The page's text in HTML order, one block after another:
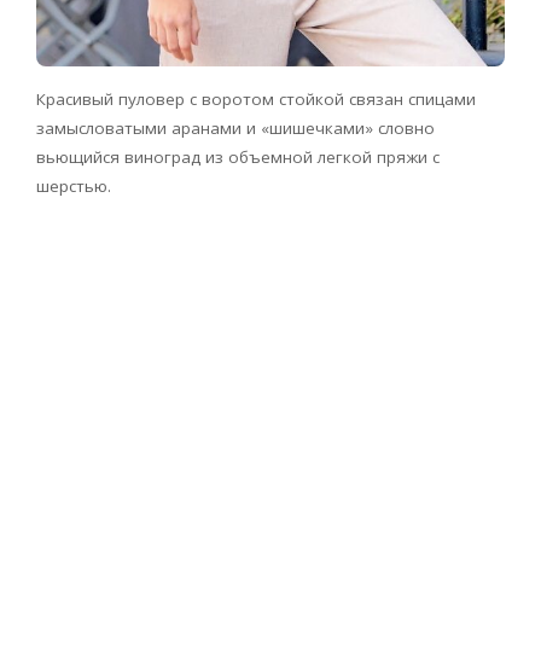
Красивый пуловер с воротом стойкой связан спицами
замысловатыми аранами и «шишечками» словно
вьющийся виноград из объемной легкой пряжи с
шерстью.